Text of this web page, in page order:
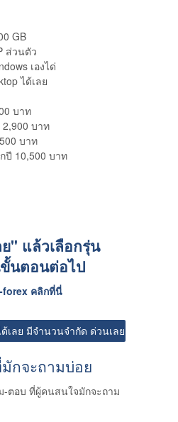
GB
ส่วนตัว
เองได่
ได้เลย
บาท
2,900 บาท
บาท
ปี 10,500 บาท
" แล้วเลือกรุ่น
นตอนต่อไป
forex คลิกที่นี่
เลย มีจำนวนจำกัด ด่วนเลย
กจะถามบ่อย
-ตอบ ที่ผู้คนสนใจมักจะถาม